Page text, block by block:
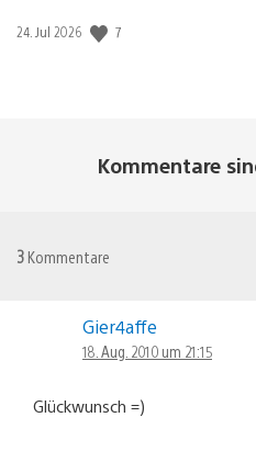
Veröffentlichungsdatum:
24. Jul 2026 7
Kommentare
3 Kommentare
Gier4affe
18. Aug. 2010 um 21:15
Glückwunsch =)